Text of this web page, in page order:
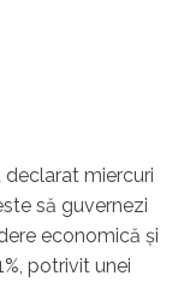
declarat miercuri
să guvernezi
economică şi
potrivit unei